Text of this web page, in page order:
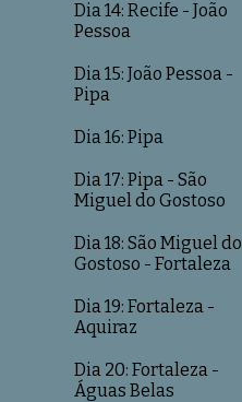
Dia 14: Recife - João
Pessoa
Dia 15: João Pessoa -
Pipa
Dia 16: Pipa
Dia 17: Pipa - São
Miguel do Gostoso
Dia 18: São Miguel do
Gostoso - Fortaleza
Dia 19: Fortaleza -
Aquiraz
Dia 20: Fortaleza -
Águas Belas